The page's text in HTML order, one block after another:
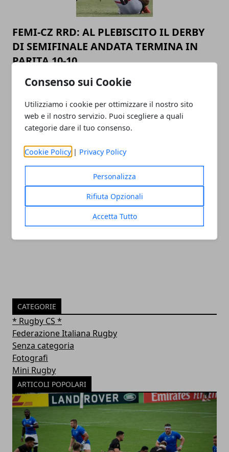
Consenso sui Cookie
Utilizziamo i cookie per ottimizzare il nostro sito
web e il nostro servizio. Puoi scegliere a quali
categorie dare il tuo consenso.
Cookie Policy | Privacy Policy
Personalizza
Rifiuta Opzionali
Accetta Tutto
FEMI-CZ RRD: AL PLEBISCITO IL DERBY
DI SEMIFINALE ANDATA TERMINA IN
PARITA 10-10
05/05/2019
FEMI-CZ RRD: AL PLEBISCITO IL DERBY
DI SEMIFINALE ANDATA TERMINA IN
CATEGORIE
* Rugby CS *
Federazione Italiana Rugby
Senza categoria
Fotografi
Mini Rugby
ARTICOLI POPOLARI